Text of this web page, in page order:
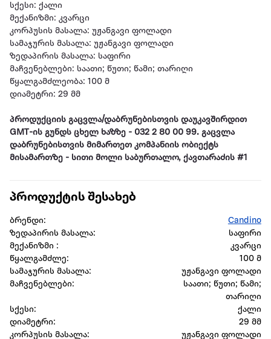
სქესი: ქალი
მექანიზმი: კვარცი
კორპუსის მასალა: უჟანგავი ფოლადი
სამაჯურის მასალა: უჟანგავი ფოლადი
ზედაპირის მასალა: საფირი
მაჩვენებლები: საათი; წუთი; წამი; თარიღი
წყალგამძლეობა: 100 მ
დიამეტრი: 29 მმ
პროდუქციის გაცვლა/დაბრუნებისთვის დაუკავშირდით
GMT-ის გუნდს ცხელ ხაზზე - 032 2 80 00 99. გაცვლა
დაბრუნებისთვის მიმართეთ კომპანიის ობიექტს
მისამართზე - სითი მოლი საბურთალო, ქავთარაძის #1
პროდუქტის შესახებ
ბრენდი:
Candino
ზედაპირის მასალა:
საფირი
მექანიზმი :
კვარცი
წყალგამძლე:
100 მ
სამაჯურის მასალა:
უჟანგავი ფოლადი
მაჩვენებლები:
საათი; წუთი; წამი;
თარიღი
სქესი:
ქალი
დიამეტრი:
29 მმ
კორპუსის მასალა:
უჟანგავი ფოლადი